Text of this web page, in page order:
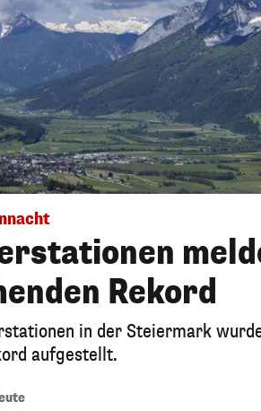
Rekord
in der Steiermark
aufgestellt.